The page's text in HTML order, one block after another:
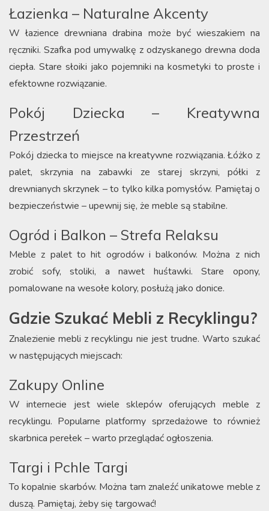
Łazienka – Naturalne Akcenty
W łazience drewniana drabina może być wieszakiem na
ręczniki. Szafka pod umywalkę z odzyskanego drewna doda
ciepła. Stare słoiki jako pojemniki na kosmetyki to proste i
efektowne rozwiązanie.
Pokój Dziecka – Kreatywna
Przestrzeń
Pokój dziecka to miejsce na kreatywne rozwiązania. Łóżko z
palet, skrzynia na zabawki ze starej skrzyni, półki z
drewnianych skrzynek – to tylko kilka pomysłów. Pamiętaj o
bezpieczeństwie – upewnij się, że meble są stabilne.
Ogród i Balkon – Strefa Relaksu
Meble z palet to hit ogrodów i balkonów. Można z nich
zrobić sofy, stoliki, a nawet huśtawki. Stare opony,
pomalowane na wesołe kolory, posłużą jako donice.
Gdzie Szukać Mebli z Recyklingu?
Znalezienie mebli z recyklingu nie jest trudne. Warto szukać
w następujących miejscach:
Zakupy Online
W internecie jest wiele sklepów oferujących meble z
recyklingu. Popularne platformy sprzedażowe to również
skarbnica perełek – warto przeglądać ogłoszenia.
Targi i Pchle Targi
To kopalnie skarbów. Można tam znaleźć unikatowe meble z
duszą. Pamiętaj, żeby się targować!